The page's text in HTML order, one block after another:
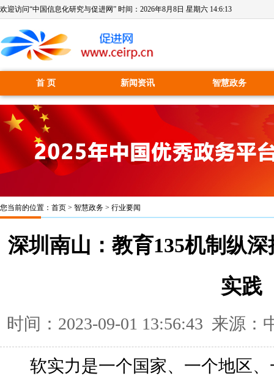
欢迎访问“中国信息化研究与促进网” 时间： 2026年8月8日 星期六 14:6:14
首 页 新闻资讯 智慧政务
您当前的位置： 首页 > 智慧政务 > 行业要闻
深圳南山：教育135机制纵
实践
时间：2023-09-01 13:56:43 来源
软实力是一个国家、一个地区、